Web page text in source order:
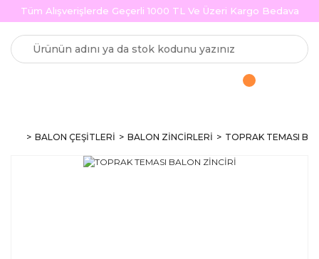
Tüm Alışverişlerde Geçerli 1000 TL Ve Üzeri Kargo Bedava
BALON ÇEŞİTLERİ BALON ZİNCİRLERİ TOPRAK TEMASI